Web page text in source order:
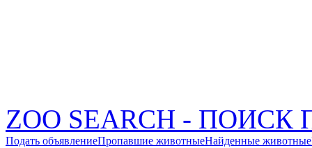
ZOO SEARCH -
Подать объявлениеПропавшие животныеНайденные животные